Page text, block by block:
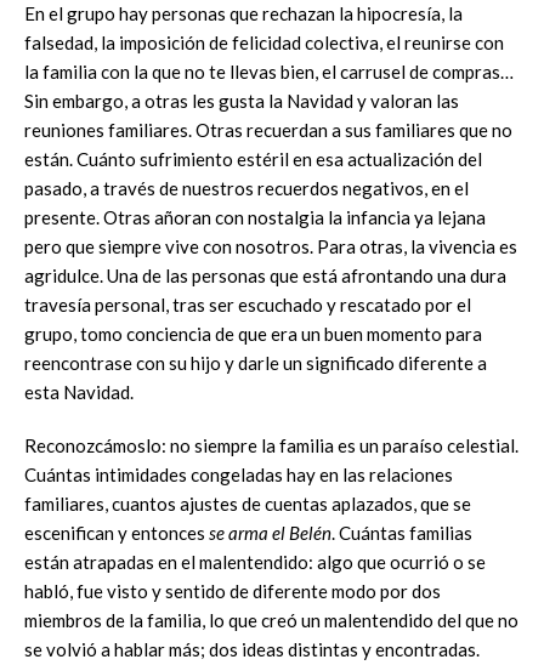
En el grupo hay personas que rechazan la hipocresía, la
falsedad, la imposición de felicidad colectiva, el reunirse con
la familia con la que no te llevas bien, el carrusel de compras…
Sin embargo, a otras les gusta la Navidad y valoran las
reuniones familiares. Otras recuerdan a sus familiares que no
están. Cuánto sufrimiento estéril en esa actualización del
pasado, a través de nuestros recuerdos negativos, en el
presente. Otras añoran con nostalgia la infancia ya lejana
pero que siempre vive con nosotros. Para otras, la vivencia es
agridulce. Una de las personas que está afrontando una dura
travesía personal, tras ser escuchado y rescatado por el
grupo, tomo conciencia de que era un buen momento para
reencontrase con su hijo y darle un significado diferente a
esta Navidad.
Reconozcámoslo: no siempre la familia es un paraíso celestial.
Cuántas intimidades congeladas hay en las relaciones
familiares, cuantos ajustes de cuentas aplazados, que se
escenifican y entonces se arma el Belén. Cuántas familias
están atrapadas en el malentendido: algo que ocurrió o se
habló, fue visto y sentido de diferente modo por dos
miembros de la familia, lo que creó un malentendido del que no
se volvió a hablar más; dos ideas distintas y encontradas.